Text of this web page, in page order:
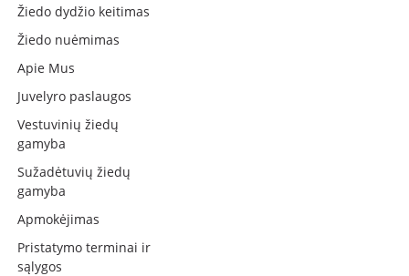
Žiedo dydžio keitimas
Žiedo nuėmimas
Apie Mus
Juvelyro paslaugos
Vestuvinių žiedų
gamyba
Sužadėtuvių žiedų
gamyba
Apmokėjimas
Pristatymo terminai ir
sąlygos